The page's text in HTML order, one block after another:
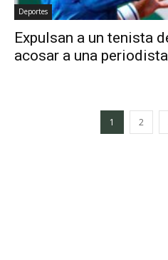
Deportes
Expulsan a un tenista
acosar a una periodista
1 2